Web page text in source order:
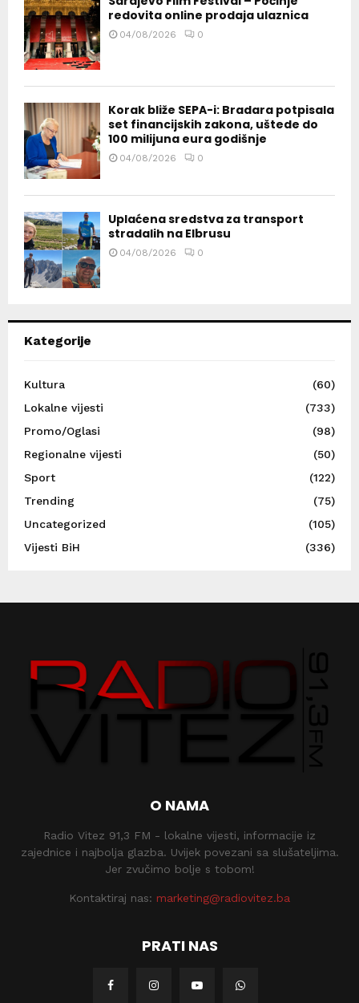
redovita online prodaja ulaznica
04/08/2026 0
Korak bliže SEPA-i: Bradara potpisala
set financijskih zakona, uštede do
100 milijuna eura godišnje
04/08/2026 0
Uplaćena sredstva za transport
stradalih na Elbrusu
04/08/2026 0
Kategorije
Kultura
(60)
Lokalne vijesti
(733)
Promo/Oglasi
(98)
Regionalne vijesti
(50)
Sport
(122)
Trending
(75)
Uncategorized
(105)
Vijesti BiH
(336)
O NAMA
Radio Vitez 91,3 FM - lokalne vijesti, informacije iz
zajednice i najbolja glazba. Uvijek povezani sa slušateljima.
Jer zvučimo bolje s tobom!
Kontaktiraj nas: marketing@radiovitez.ba
PRATI NAS